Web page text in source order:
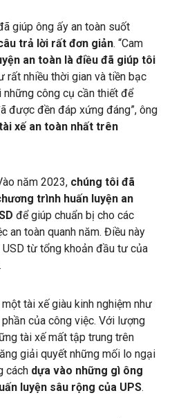
giúp ông ấy an toàn suốt
trả lời rất đơn giản. “Cam
an toàn là điều đã giúp tôi
rất nhiều thời gian và tiền bạc
công cụ cần thiết để
được đền đáp xứng đáng”, ông
xế an toàn nhất trên
năm 2023, chúng tôi đã
trình huấn luyện an
để giúp chuẩn bị cho các
an toàn quanh năm. Điều này
từ tổng khoản đầu tư của
tài xế giàu kinh nghiệm như
của công việc. Với lượng
tài xế mất tập trung trên
giải quyết những mối lo ngại
cách dựa vào những gì ông
luyện sâu rộng của UPS.